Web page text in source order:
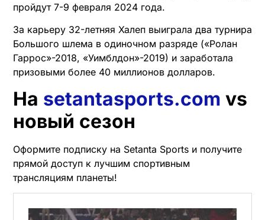
пройдут 7-9 февраля 2024 года.
За карьеру 32-летняя Халеп выиграла два турнира
Большого шлема в одиночном разряде («Ролан
Гаррос»-2018, «Уимблдон»-2019) и заработала
призовыми более 40 миллионов долларов.
На setantasports.com vs
новый сезон
Оформите подписку на Setanta Sports и получите
прямой доступ к лучшим спортивным
трансляциям планеты!